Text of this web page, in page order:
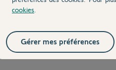
réf : 9021222.
il y a plus de 5 ans
cookies
Gérer mes préférences